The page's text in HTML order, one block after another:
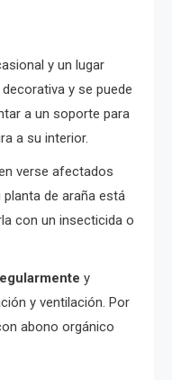
y un lugar
y se puede
a un soporte para
a su interior.
verse afectados
de araña está
con un insecticida o
y
y ventilación. Por
abono orgánico